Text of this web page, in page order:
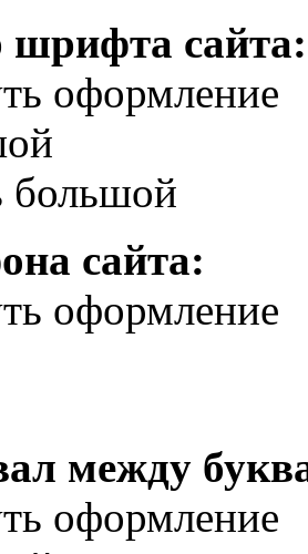
шрифта сайта:
оформление
большой
сайта:
оформление
между
оформление